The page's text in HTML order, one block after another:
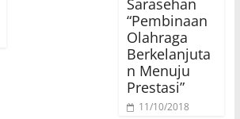
Sarasehan
“Pembinaan
Olahraga
Berkelanjuta
n Menuju
Prestasi”
11/10/2018